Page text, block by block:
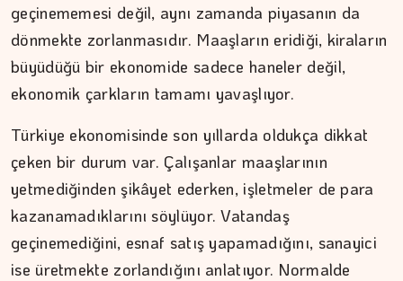
geçinememesi değil, aynı zamanda piyasanın da
dönmekte zorlanmasıdır. Maaşların eridiği, kiraların
büyüdüğü bir ekonomide sadece haneler değil,
ekonomik çarkların tamamı yavaşlıyor.
Türkiye ekonomisinde son yıllarda oldukça dikkat
çeken bir durum var. Çalışanlar maaşlarının
yetmediğinden şikâyet ederken, işletmeler de para
kazanamadıklarını söylüyor. Vatandaş
geçinemediğini, esnaf satış yapamadığını, sanayici
ise üretmekte zorlandığını anlatıyor. Normalde
DR. TANER EKİNCİ
Nefes, agni ve içsel denge